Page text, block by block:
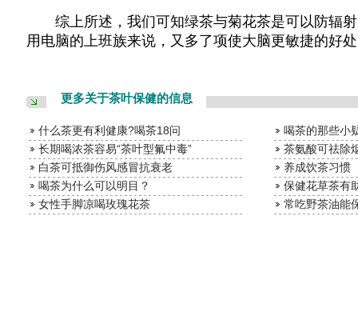
综上所述，我们可知绿茶与菊花茶是可以防辐射
用电脑的上班族来说，又多了项使大脑更敏捷的好处
更多关于茶叶保健的信息
什么茶更有利健康?喝茶18问
喝茶的那些小
长期喝浓茶容易“茶叶型氟中毒”
茶氨酸可祛除
白茶可抵御伤风感冒抗衰老
养成饮茶习
喝茶为什么可以明目？
保健花草茶有
女性手脚凉喝玫瑰花茶
常吃野茶油能